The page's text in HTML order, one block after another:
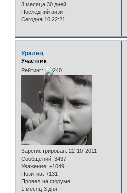
3 месяца 30 дней
Последний визит:
Сегодня 10:22:21
Уралец
Участник
Рейтинг:
Зарегистрирован: 22-10-2011
Сообщений: 3437
Уважение: +1049
Позитив: +131
Провел на форуме:
1 месяц 3 дня